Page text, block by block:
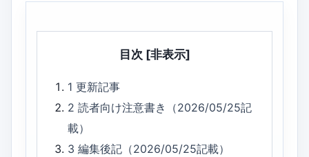
目次 [非表示]
1更新記事
2読者向け注意書き（2026/05/25記
載）
3編集後記（2026/05/25記載）